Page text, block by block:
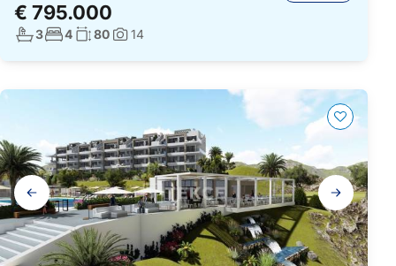
€ 795.000
Aantal badkamers:
3Aantal slaapkamers:
4Woonoppervlakte:
80Foto's:
14
Galerij
navigatie